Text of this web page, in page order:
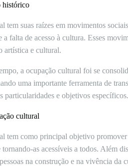
histórico
tem suas raízes em movimentos
a falta de acesso à cultura. Esses
artística e cultural.
a ocupação cultural foi se
uma importante ferramenta de
particularidades e objetivos específicos.
cultural
tem como principal objetivo
tornando-as acessíveis a todos. Além
na construção e na vivência da